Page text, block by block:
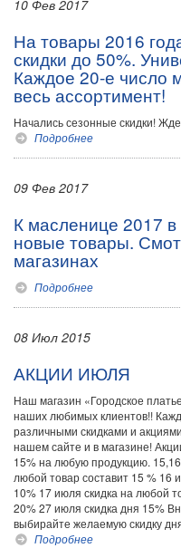
10 Фев 2017
На товары 2016
скидки до 50%.
Каждое 20-е число
весь ассортимент!
Начались сезонные скидки!
Подробнее
09 Фев 2017
К масленице 2017
новые товары.
магазинах
Подробнее
08 Июл 2015
АКЦИИ ИЮЛЯ
Наш магазин «Городское
наших любимых клиентов!!
различными скидками и
нашем сайте и в магазине!
15% на любую продукцию.
любой товар составит 15 % 16
10% 17 июля скидка на любой
20% 27 июля скидка дня 15%
выбирайте желаемую скидку
Подробнее